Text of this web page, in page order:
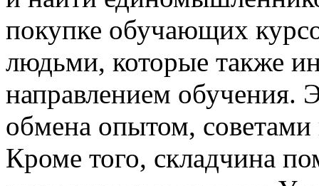
покупке обучающих
людьми, которые также
направлением обучения.
обмена опытом, советами
Кроме того, складчина